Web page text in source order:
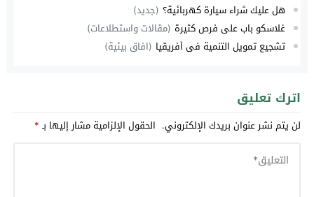
هل عليك شراء سيارة كهربائية؟ (جديد)
غلاسكو باب على فرص كثيرة (مقالات واستطلاعات)
تشجيع تمويل التنمية في أفريقيا (افاق بيئية)
اترك تعليق
لن يتم نشر عنوان بريدك الإلكتروني. الحقول الإلزامية مشار إليها بـ*